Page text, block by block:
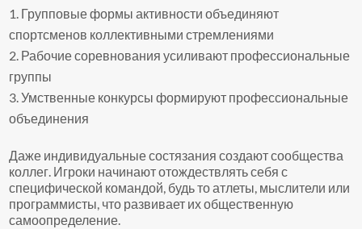
Групповые формы активности объединяют
спортсменов коллективными стремлениями
Рабочие соревнования усиливают профессиональные
группы
Умственные конкурсы формируют профессиональные
объединения
Даже индивидуальные состязания создают сообщества
коллег. Игроки начинают отождествлять себя с
специфической командой, будь то атлеты, мыслители или
программисты, что развивает их общественную
самоопределение.